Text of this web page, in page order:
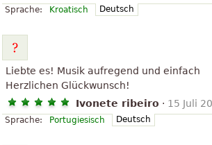
Sprache: Kroatisch Deutsch
Liebte es! Musik aufregend und einfach
Herzlichen Glückwunsch!
Ivonete ribeiro · 15 Juli
Sprache: Portugiesisch Deutsch